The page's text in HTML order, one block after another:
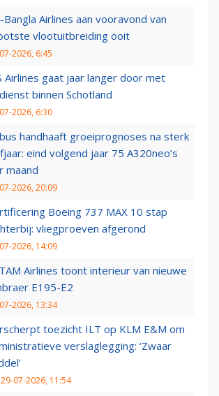
Bangla Airlines aan vooravond van
vlootuitbreiding ooit
2026, 6:45
Airlines gaat jaar langer door met
binnen Schotland
2026, 6:30
handhaaft groeiprognoses na sterk
eind volgend jaar 75 A320neo’s
maand
2026, 20:09
Boeing 737 MAX 10 stap
vliegproeven afgerond
2026, 14:09
Airlines toont interieur van nieuwe
E195-E2
2026, 13:34
toezicht ILT op KLM E&M om
verslaglegging: ‘Zwaar
29-07-2026, 11:54